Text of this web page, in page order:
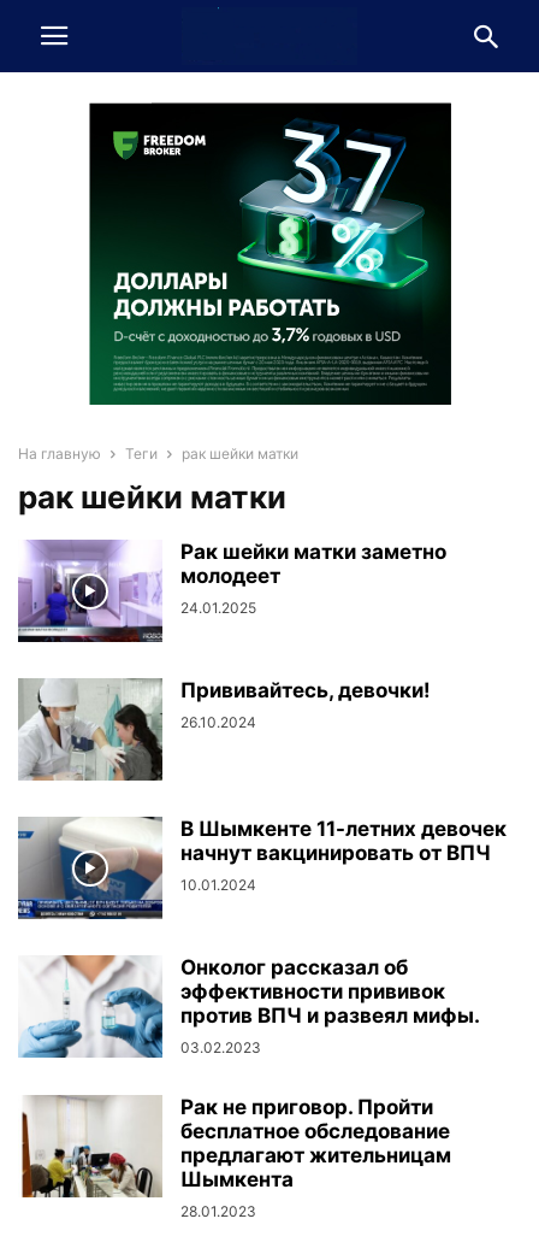
На главную Теги рак шейки матки
рак шейки матки
Рак шейки матки заметно
молодеет
24.01.2025
Прививайтесь, девочки!
26.10.2024
В Шымкенте 11-летних девочек
начнут вакцинировать от ВПЧ
10.01.2024
Онколог рассказал об
эффективности прививок
против ВПЧ и развеял мифы.
03.02.2023
Рак не приговор. Пройти
бесплатное обследование
предлагают жительницам
Шымкента
28.01.2023